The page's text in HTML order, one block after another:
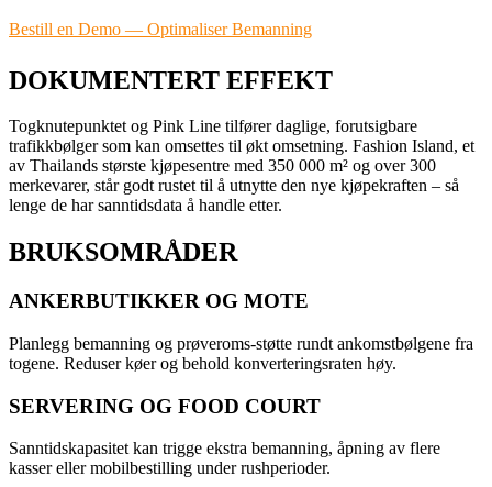
Bestill en Demo — Optimaliser Bemanning
DOKUMENTERT EFFEKT
Togknutepunktet og Pink Line tilfører daglige, forutsigbare
trafikkbølger som kan omsettes til økt omsetning. Fashion Island, et
av Thailands største kjøpesentre med 350 000 m² og over 300
merkevarer, står godt rustet til å utnytte den nye kjøpekraften – så
lenge de har sanntidsdata å handle etter.
BRUKSOMRÅDER
ANKERBUTIKKER OG MOTE
Planlegg bemanning og prøveroms-støtte rundt ankomstbølgene fra
togene. Reduser køer og behold konverteringsraten høy.
SERVERING OG FOOD COURT
Sanntidskapasitet kan trigge ekstra bemanning, åpning av flere
kasser eller mobilbestilling under rushperioder.